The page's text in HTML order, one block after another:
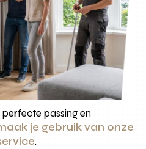
passing en
je gebruik van onze
.